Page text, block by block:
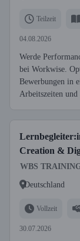
Teilzeit
04.08.2026
Werde
bei Workwise.
Bewerbungen in
Arbeitszeiten
Creation &
WBS
Deutschland
Vollzeit
30.07.2026